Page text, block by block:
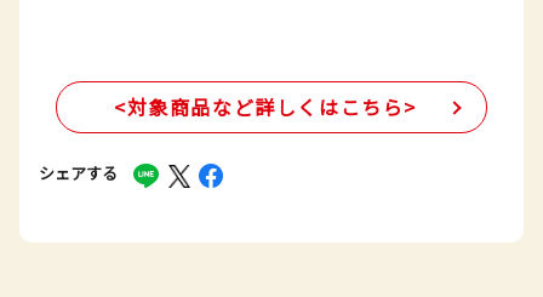
<対象商品など詳しくはこちら>
シェアする